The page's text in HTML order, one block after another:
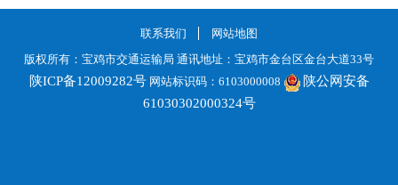
联系我们
网站地图
版权所有：宝鸡市交通运输局 通讯地址：宝鸡市金台区金台大道33号
陕ICP备12009282号网站标识码：6103000008
陕公网安备
61030302000324号